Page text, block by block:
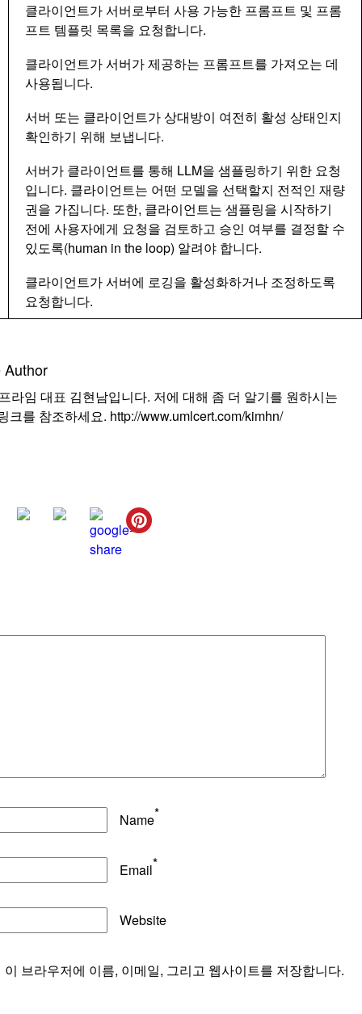
클라이언트가 서버로부터 사용 가능한 프롬프트 및 프롬
프트 템플릿 목록을 요청합니다.
클라이언트가 서버가 제공하는 프롬프트를 가져오는 데
사용됩니다.
서버 또는 클라이언트가 상대방이 여전히 활성 상태인지
확인하기 위해 보냅니다.
서버가 클라이언트를 통해 LLM을 샘플링하기 위한 요청
입니다. 클라이언트는 어떤 모델을 선택할지 전적인 재량
권을 가집니다. 또한, 클라이언트는 샘플링을 시작하기
전에 사용자에게 요청을 검토하고 승인 여부를 결정할 수
있도록(human in the loop) 알려야 합니다.
클라이언트가 서버에 로깅을 활성화하거나 조정하도록
요청합니다.
Author
라임 대표 김현남입니다. 저에 대해 좀 더 알기를 원하시는
크를 참조하세요. http://www.umlcert.com/kimhn/
Name*
Email*
Website
브라우저에 이름, 이메일, 그리고 웹사이트를 저장합니다.